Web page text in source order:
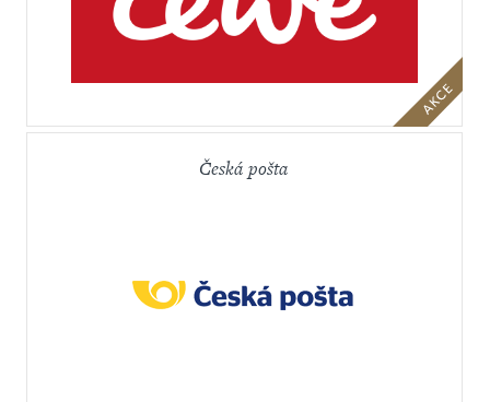
Česká pošta